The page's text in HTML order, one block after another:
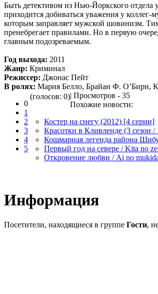
Быть детективом из Нью-Йоркского
приходится добиваться уважения у
которым заправляет мужской шовинизм.
пренебрегает правилами. Но в первую
главным подозреваемым.
Год выхода: 2011
Жанр: Криминал
Режиссер: Джонас Пейт
В ролях: Мария Белло, Брайан Ф. О’Бирн,
0
1
2
3
4
5
(голосов: 0)| Просмотров - 35
Похожие новости:
Костер на снегу (2012) [4 серии]
Красотки в Кливленде (3 сезон /
Кошмарная легенда района
Первый год на севере / Kita no
Откровение любви / Ai no
Информация
Посетители, находящиеся в группе Гости,